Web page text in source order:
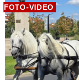
FOTO-VIDEO